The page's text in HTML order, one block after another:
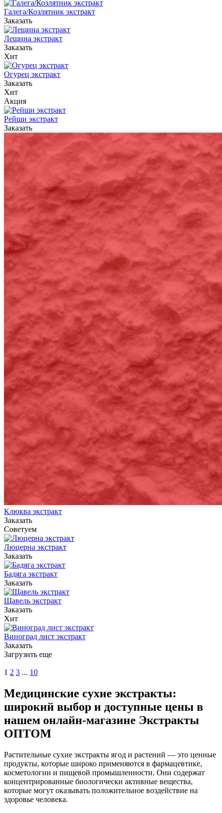
Галега/Козлятник экстракт
Заказать
Лещина экстракт
Заказать
Хит
Огурец экстракт
Заказать
Хит
Акция
Рейши экстракт
Заказать
Клюква экстракт
Заказать
Советуем
Люцерна экстракт
Заказать
Бадяга экстракт
Заказать
Щавель экстракт
Заказать
Хит
Виноград лист экстракт
Заказать
Загрузить еще
1 2 3 ... 10
Медицинские сухие экстракты:
широкий выбор и доступные цены в
нашем онлайн-магазине Экстракты
ОПТОМ
Растительные сухие экстракты ягод и растений — это ценные
продукты, которые широко применяются в фармацевтике,
косметологии и пищевой промышленности. Они содержат
концентрированные биологически активные вещества,
которые могут оказывать положительное воздействие на
здоровье человека.